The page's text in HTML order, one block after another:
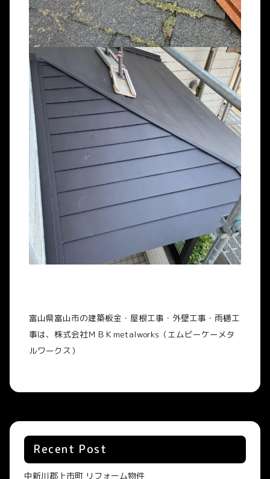
富山県富山市の建築板金・屋根工事・外壁工事・雨樋工
事は、株式会社ＭＢＫ metalworks （エムビーケーメタ
ルワークス）
Recent Post
中新川郡上市町 リフォーム物件